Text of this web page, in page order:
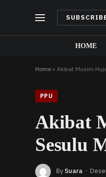
HOME
Home » Akibat Musim
PPU
Akibat
Sesulu
By Suara